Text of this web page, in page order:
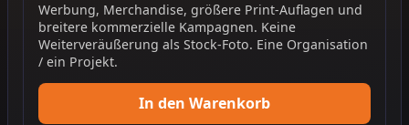
Werbung, Merchandise, größere Print-Auflagen und
breitere kommerzielle Kampagnen. Keine
Weiterveräußerung als Stock-Foto. Eine Organisation
/ ein Projekt.
In den Warenkorb